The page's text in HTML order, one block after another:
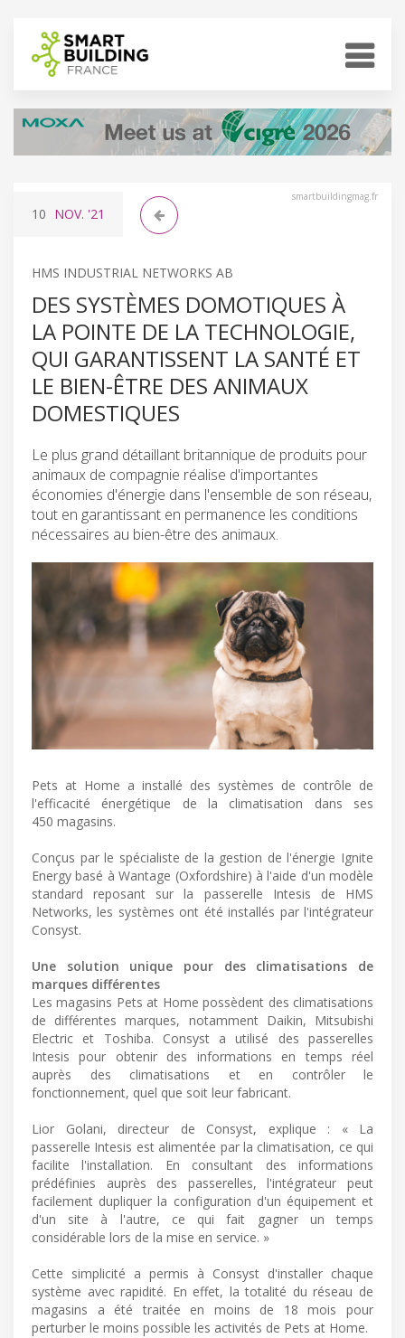
smartbuildingmag.fr
10 NOV. '21
HMS INDUSTRIAL NETWORKS AB
DES SYSTÈMES DOMOTIQUES À
LA POINTE DE LA TECHNOLOGIE,
QUI GARANTISSENT LA SANTÉ ET
LE BIEN-ÊTRE DES ANIMAUX
DOMESTIQUES
Le plus grand détaillant britannique de produits pour
animaux de compagnie réalise d'importantes
économies d'énergie dans l'ensemble de son réseau,
tout en garantissant en permanence les conditions
nécessaires au bien-être des animaux.
Pets at Home a installé des systèmes de contrôle de
l'efficacité énergétique de la climatisation dans ses
450 magasins.
Conçus par le spécialiste de la gestion de l'énergie Ignite
Energy basé à Wantage (Oxfordshire) à l'aide d'un modèle
standard reposant sur la passerelle Intesis de HMS
Networks, les systèmes ont été installés par l'intégrateur
Consyst.
Une solution unique pour des climatisations de
marques différentes
Les magasins Pets at Home possèdent des climatisations
de différentes marques, notamment Daikin, Mitsubishi
Electric et Toshiba. Consyst a utilisé des passerelles
Intesis pour obtenir des informations en temps réel
auprès des climatisations et en contrôler le
fonctionnement, quel que soit leur fabricant.
Lior Golani, directeur de Consyst, explique : « La
passerelle Intesis est alimentée par la climatisation, ce qui
facilite l'installation. En consultant des informations
prédéfinies auprès des passerelles, l'intégrateur peut
facilement dupliquer la configuration d'un équipement et
d'un site à l'autre, ce qui fait gagner un temps
considérable lors de la mise en service. »
Cette simplicité a permis à Consyst d'installer chaque
système avec rapidité. En effet, la totalité du réseau de
magasins a été traitée en moins de 18 mois pour
perturber le moins possible les activités de Pets at Home.